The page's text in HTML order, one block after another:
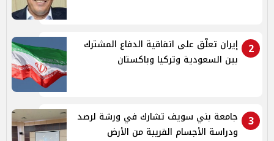
2
إيران تعلّق على اتفاقية الدفاع المشترك
بين السعودية وتركيا وباكستان
3
جامعة بني سويف تشارك في ورشة لرصد
ودراسة الأجسام القريبة من الأرض